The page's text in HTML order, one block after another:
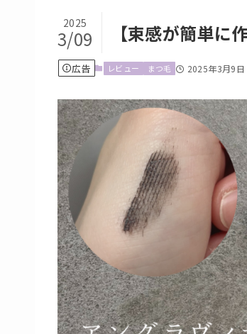
【束感が簡単
2025
3/09
広告 レビュー まつ毛 2025年3月9日